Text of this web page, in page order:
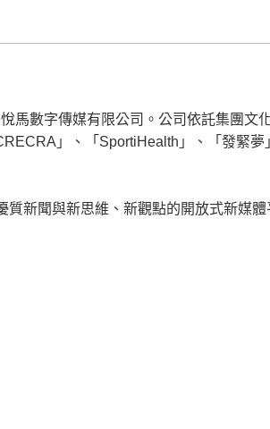
馬數字傳媒有限公司。公司依託集團文
」、「SportiHealth」、「發緊
新聞與新思維、新觀點的開放式新媒